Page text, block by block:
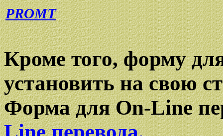
PROMT
Кроме того, форму
установить на свою
Форма для On-Line